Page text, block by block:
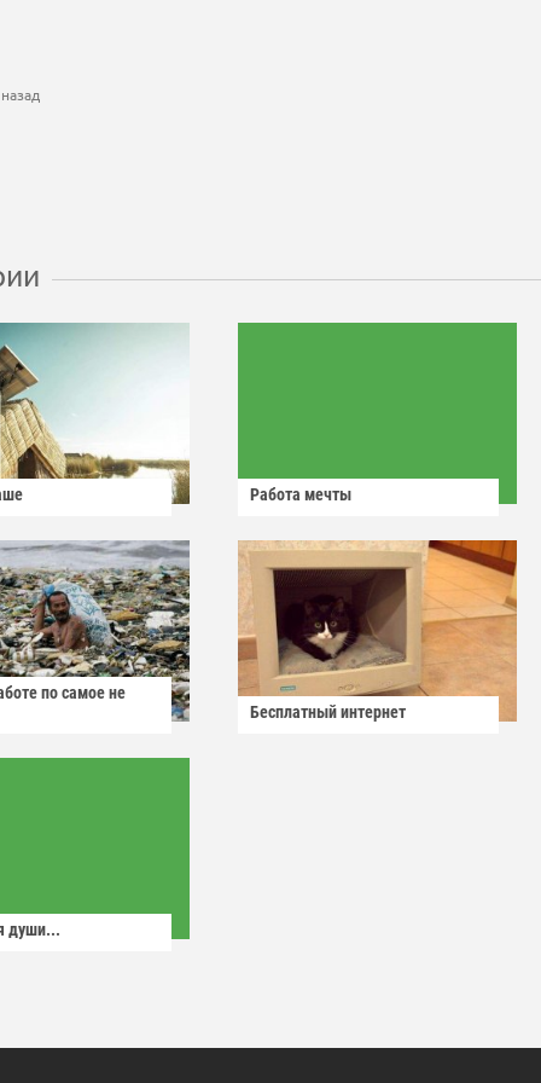
Работа мечты
по самое не
Бесплатный интернет
души...